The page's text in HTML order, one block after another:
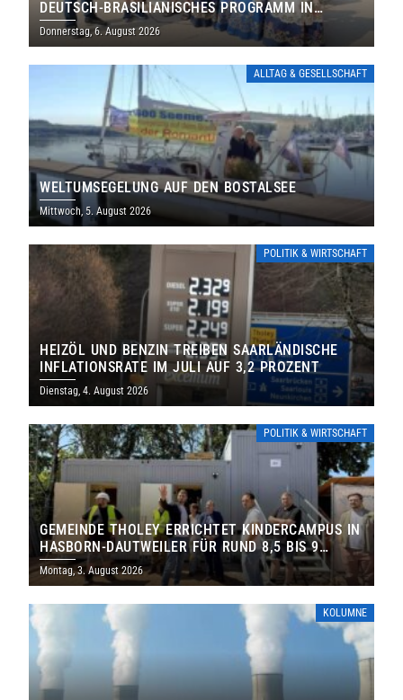
DEUTSCH-BRASILIANISCHES PROGRAMM IN
THOLEY
Donnerstag, 6. August 2026
ALLTAG & GESELLSCHAFT
WELTUMSEGELUNG AUF DEN BOSTALSEE
Mittwoch, 5. August 2026
POLITIK & WIRTSCHAFT
HEIZÖL UND BENZIN TREIBEN SAARLÄNDISCHE
INFLATIONSRATE IM JULI AUF 3,2 PROZENT
Dienstag, 4. August 2026
POLITIK & WIRTSCHAFT
GEMEINDE THOLEY ERRICHTET KINDERCAMPUS IN
HASBORN-DAUTWEILER FÜR RUND 8,5 BIS 9
MILLIONEN EURO
Montag, 3. August 2026
KOLUMNE